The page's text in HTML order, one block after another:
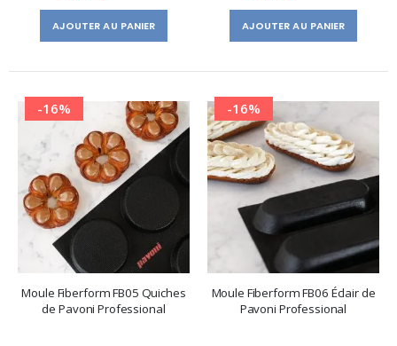
AJOUTER AU PANIER AJOUTER AU PANIER
-16%
Moule Fiberform FB05 Quiches
de Pavoni Professional
-16%
Moule Fiberform FB06 Éclair de
Pavoni Professional